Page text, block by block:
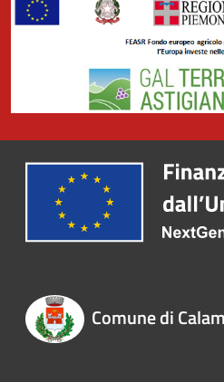
Comune di